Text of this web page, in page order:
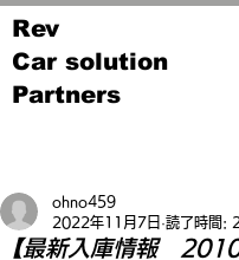
Rev
Car solution
Partners
【最新入庫情報
ohno459
2022年11月7日 読了時間: